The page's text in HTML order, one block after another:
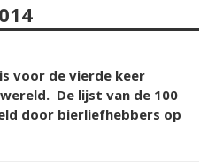
voor de vierde keer
De lijst van de 100
door bierliefhebbers op